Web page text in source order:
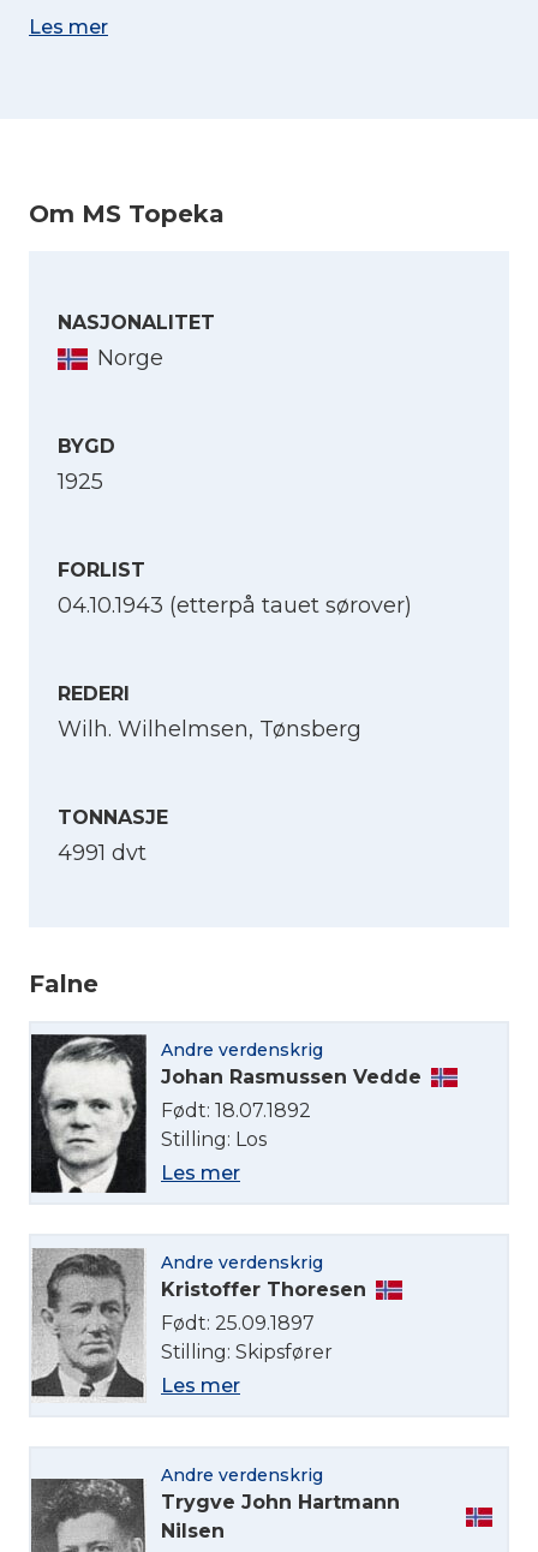
kom i brann og drev inn ved Løkka.
Les mer
Om MS Topeka
NASJONALITET
Norge
BYGD
1925
FORLIST
04.10.1943 (etterpå tauet sørover)
REDERI
Wilh. Wilhelmsen, Tønsberg
TONNASJE
4991 dvt
Falne
Andre verdenskrig
Johan Rasmussen Vedde
Født: 18.07.1892
Stilling: Los
Les mer
Andre verdenskrig
Kristoffer Thoresen
Født: 25.09.1897
Stilling: Skipsfører
Les mer
Andre verdenskrig
Trygve John Hartmann
Nilsen
Velg språk
English